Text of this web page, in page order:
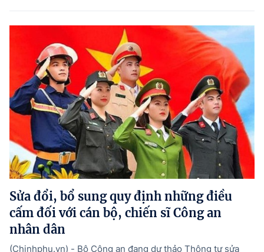
Sửa đổi, bổ sung quy định những điều
cấm đối với cán bộ, chiến sĩ Công an
nhân dân
(Chinhphu.vn) - Bộ Công an đang dự thảo Thông tư sửa